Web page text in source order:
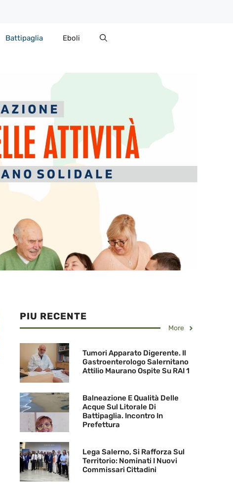
Battipaglia Eboli
PIU RECENTE
More
Tumori Apparato Digerente. Il
Gastroenterologo Salernitano
Attilio Maurano Ospite Su RAI 1
Balneazione E Qualità Delle
Acque Sul Litorale Di
Battipaglia. Incontro In
Prefettura
Lega Salerno, Si Rafforza Sul
Territorio: Nominati I Nuovi
Commissari Cittadini